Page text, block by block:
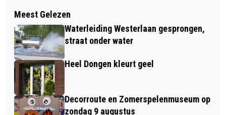
ADVERTEREN OP DONGEN NIEUWS:
'GROOT BEREIK, KLEINE PRIJS'
DE MOER MAAKT ZICH OP VOOR EEN
FEESTELIJK MOERS
PINKSTERWEEKEND
Meest Gelezen
Waterleiding Westerlaan gesprongen,
straat onder water
Heel Dongen kleurt geel
Decorroute en Zomerspelenmuseum op
zondag 9 augustus